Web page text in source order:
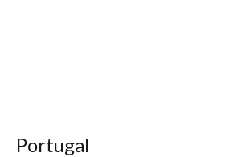
Portugal